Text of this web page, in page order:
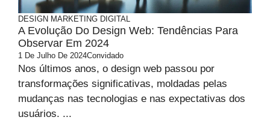
DESIGN MARKETING DIGITAL
A Evolução Do Design Web: Tendências Para
Observar Em 2024
1 De Julho De 2024Convidado
Nos últimos anos, o design web passou por
transformações significativas, moldadas pelas
mudanças nas tecnologias e nas expectativas dos
usuários. ...